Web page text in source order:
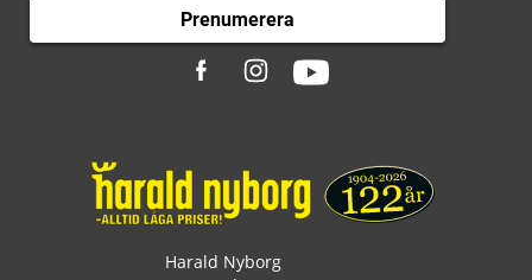
Prenumerera
Harald Nyborg